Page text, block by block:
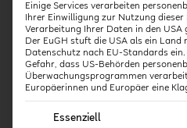
Rollenkonflikten oder
diesem Expert:innen-
ExpertinnenSylvia Zöller
über die Grundhaltung und
Eingewöhnungsmodells.
Einblicke in einen
und kindgerechten Ansatz,
Einige Services verarbeiten
Ihrer Einwilligung zur Nutzung dieser
Verarbeitung Ihrer Daten in den USA
Der EuGH stuft die USA als ein Land
Datenschutz nach EU-Standards
Gefahr, dass US-Behörden
Überwachungsprogrammen
Europäerinnen und Europäer eine
Es folgt eine Liste der
Essenziell